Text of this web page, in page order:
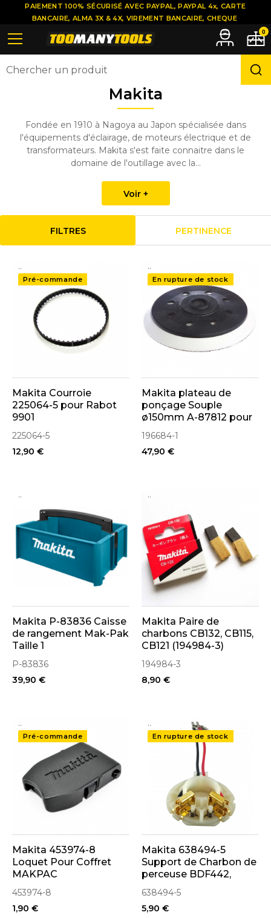
Makita
Fondée en 1910 à Nagoya au Japon spécialisée dans
l'équipements d'éclairage, de moteurs électrique et de
transformateurs. Makita s'est faite connaitre dans le
domaine de l'outillage avec la...
Voir +
FILTRES PERTINENCE
..
Pré-commande
Makita Courroie
225064-5 pour Rabot
9901
225064-5
12,90 €
..
En rupture de stock
Makita plateau de
ponçage Souple
ø150mm A-87812 pour
Ponceuse BO6030,
BO6040 (196684-1)
196684-1
47,90 €
..
Makita P-83836 Caisse
de rangement Mak-Pak
Taille 1
P-83836
39,90 €
..
Makita Paire de
charbons CB132, CB115,
CB121 (194984-3)
194984-3
8,90 €
..
Pré-commande
Makita 453974-8
Loquet Pour Coffret
MAKPAC
453974-8
1,90 €
..
En rupture de stock
Makita 638494-5
Support de Charbon de
perceuse BDF442,
BDF452, BHP442,
BHP452
638494-5
5,90 €
PAIEMENT 100% SÉCURISÉ AVEC PAYPAL, PAYPAL 4x, CARTE
BANCAIRE, ALMA 3X & 4X, VIREMENT BANCAIRE, CHEQUE
0